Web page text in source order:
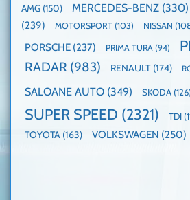
AMG (150) MERCEDES-BENZ (330)
(239)
MOTORSPORT (103) NISSAN
PORSCHE (237) PRIMA TURA (94)
RADAR (983) RENAULT (174)
SALOANE AUTO (349) SKODA
SUPER SPEED (2321) TDI
TOYOTA (163) VOLKSWAGEN (250)